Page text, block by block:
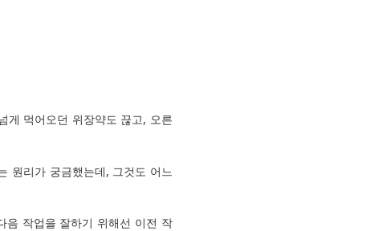
게 먹어오던 위장약도 끊고, 오른
원리가 궁금했는데, 그것도 어느
음 작업을 잘하기 위해선 이전 작